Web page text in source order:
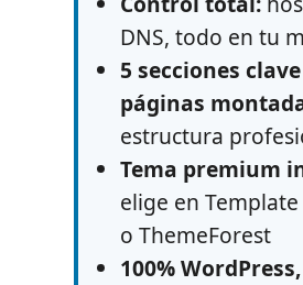
DNS, todo en tu
5 secciones clave
páginas
estructura
Tema premium
elige en
o ThemeForest
100%